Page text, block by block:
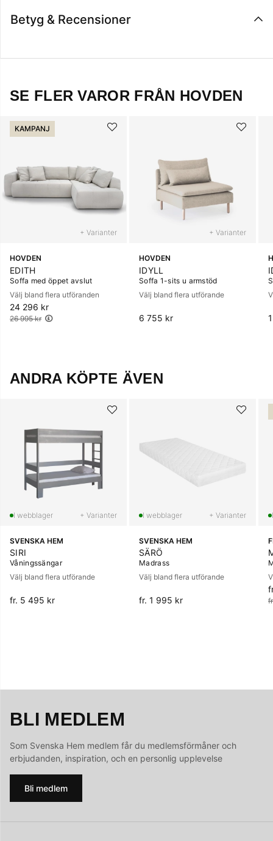
Betyg & Recensioner
SE FLER VAROR FRÅN HOVDEN
KAMPANJ
+ Varianter
HOVDEN
EDITH
Soffa med öppet avslut
Välj bland flera utföranden
24 296 kr
Ordinarie pris:
26 995 kr
+ Varianter
HOVDEN
IDYLL
Soffa 1-sits u armstöd
Välj bland flera utförande
6 755 kr
ANDRA KÖPTE ÄVEN
+ Varianter
SVENSKA HEM
SIRI
Våningssängar
Välj bland flera utförande
fr. 5 495 kr
+ Varianter
SVENSKA HEM
SÄRÖ
Madrass
Välj bland flera utförande
fr. 1 995 kr
BLI MEDLEM
Som Svenska Hem medlem får du medlemsförmåner och
erbjudanden, inspiration, och en personlig upplevelse
Bli medlem